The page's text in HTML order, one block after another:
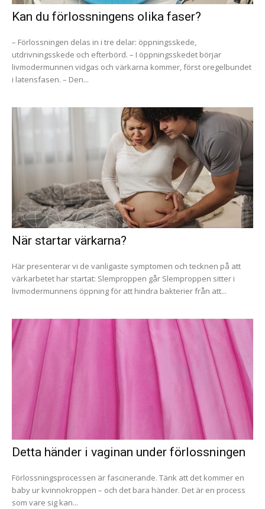
Kan du förlossningens olika faser?
– Förlossningen delas in i tre delar: öppningsskede,
utdrivningsskede och efterbörd. – I öppningsskedet börjar
livmodermunnen vidgas och värkarna kommer, först oregelbundet
i latensfasen. – Den...
När startar värkarna?
Här presenterar vi de vanligaste symptomen och tecknen på att
värkarbetet har startat: Slemproppen går Slemproppen sitter i
livmodermunnens öppning för att hindra bakterier från att...
Detta händer i vaginan under förlossningen
Förlossningsprocessen är fascinerande. Tänk att det kommer en
baby ur kvinnokroppen – och det bara händer. Det är en process
som vare sig kan...